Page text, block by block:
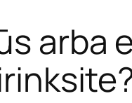
arba